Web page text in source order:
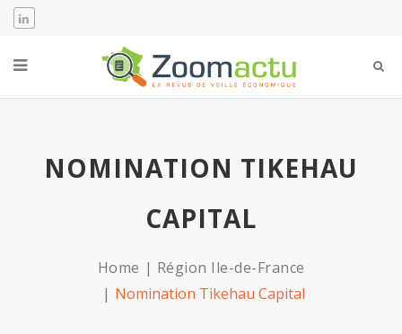
NOMINATION TIKEHAU
CAPITAL
Home
Région Ile-de-France
Nomination Tikehau Capital